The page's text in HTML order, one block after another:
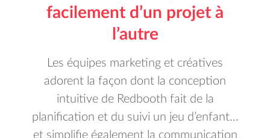
facilement d’un projet à
l’autre
Les équipes marketing et créatives
adorent la façon dont la conception
intuitive de Redbooth fait de la
planification et du suivi un jeu d’enfant...
et simplifie également la communication